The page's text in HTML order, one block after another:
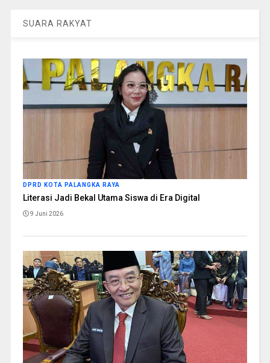
SUARA RAKYAT
DPRD KOTA PALANGKA RAYA
Literasi Jadi Bekal Utama Siswa di Era Digital
9 Juni 2026